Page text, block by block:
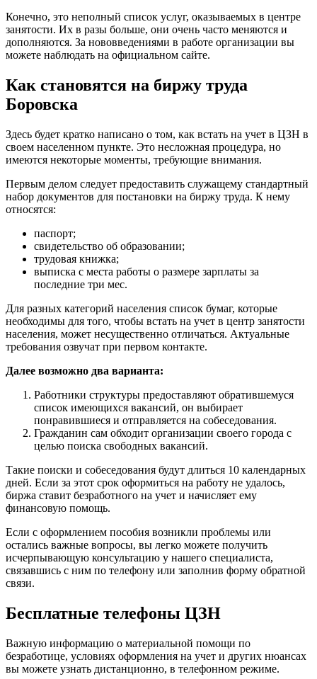
Конечно, это неполный список услуг, оказываемых в центре
занятости. Их в разы больше, они очень часто меняются и
дополняются. За нововведениями в работе организации вы
можете наблюдать на официальном сайте.
Как становятся на биржу труда
Боровска
Здесь будет кратко написано о том, как встать на учет в ЦЗН в
своем населенном пункте. Это несложная процедура, но
имеются некоторые моменты, требующие внимания.
Первым делом следует предоставить служащему стандартный
набор документов для постановки на биржу труда. К нему
относятся:
паспорт;
свидетельство об образовании;
трудовая книжка;
выписка с места работы о размере зарплаты за
последние три мес.
Для разных категорий населения список бумаг, которые
необходимы для того, чтобы встать на учет в центр занятости
населения, может несущественно отличаться. Актуальные
требования озвучат при первом контакте.
Далее возможно два варианта:
Работники структуры предоставляют обратившемуся
список имеющихся вакансий, он выбирает
понравившиеся и отправляется на собеседования.
Гражданин сам обходит организации своего города с
целью поиска свободных вакансий.
Такие поиски и собеседования будут длиться 10 календарных
дней. Если за этот срок оформиться на работу не удалось,
биржа ставит безработного на учет и начисляет ему
финансовую помощь.
Если с оформлением пособия возникли проблемы или
остались важные вопросы, вы легко можете получить
исчерпывающую консультацию у нашего специалиста,
связавшись с ним по телефону или заполнив форму обратной
связи.
Бесплатные телефоны ЦЗН
Важную информацию о материальной помощи по
безработице, условиях оформления на учет и других нюансах
вы можете узнать дистанционно, в телефонном режиме.